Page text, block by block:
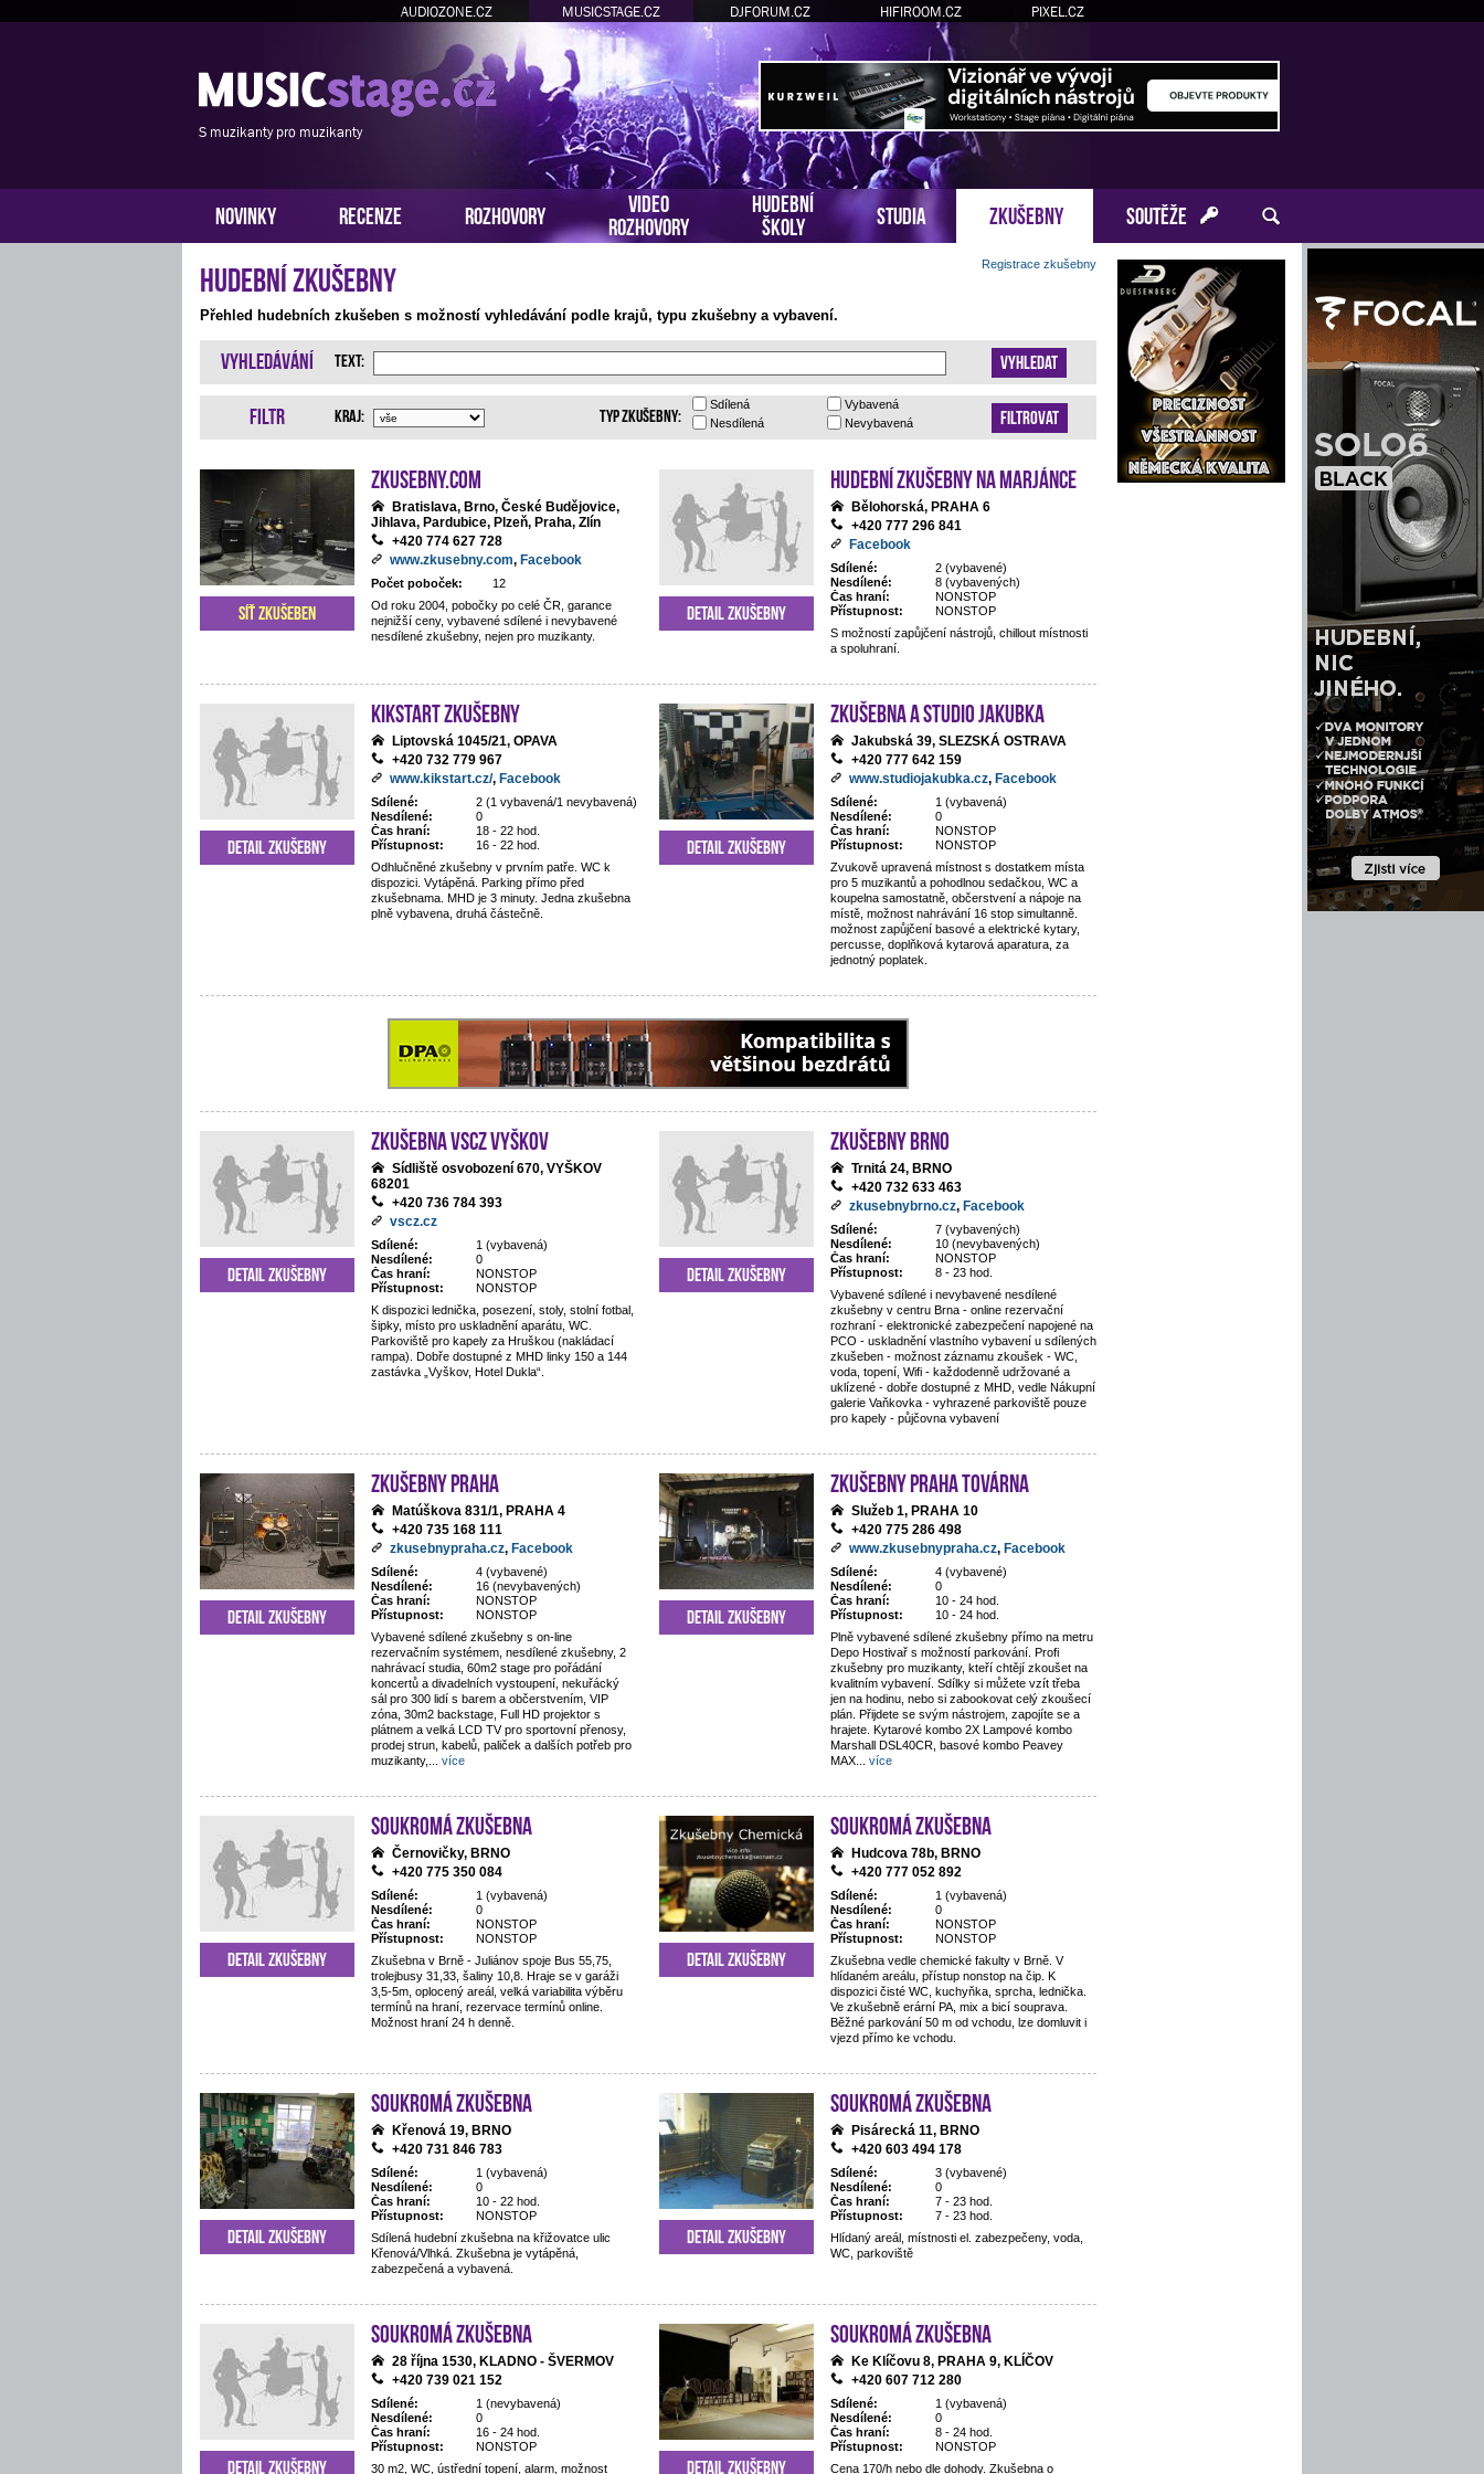
AUDIOZONE.CZ MUSICSTAGE.CZ DJFORUM.CZ HIFIROOM.CZ PIXEL.CZ
S muzikanty pro muzikanty
NOVINKY RECENZE ROZHOVORY
VIDEO
ROZHOVORY
HUDEBNÍ
ŠKOLY
STUDIA ZKUŠEBNY SOUTĚŽE
Hudební zkušebny Registrace zkušebny
Přehled hudebních zkušeben s možností vyhledávání podle krajů, typu zkušebny a vybavení.
Vyhledávání Vyhledat
Text:
Filtr Filtrovat
Kraj:
Vybavená
Nevybavená
Sdílená
Nesdílená
Typ zkušebny:
Zkusebny.com
Bratislava, Brno, České Budějovice,
Jihlava, Pardubice, Plzeň, Praha, Zlín
+420 774 627 728
www.zkusebny.com, Facebook
Počet poboček:
12
Od roku 2004, pobočky po celé ČR, garance
nejnižší ceny, vybavené sdílené i nevybavené
nesdílené zkušebny, nejen pro muzikanty.
Síť zkušeben
Hudební zkušebny Na Marjánce
Bělohorská, PRAHA 6
+420 777 296 841
Facebook
Sdílené:
2 (vybavené)
Nesdílené:
8 (vybavených)
Čas hraní:
NONSTOP
Přístupnost:
NONSTOP
S možností zapůjčení nástrojů, chillout místnosti
a spoluhraní.
Detail zkušebny
Kikstart zkušebny
Liptovská 1045/21, OPAVA
+420 732 779 967
www.kikstart.cz/, Facebook
Sdílené:
2 (1 vybavená/1 nevybavená)
Nesdílené:
0
Čas hraní:
18 - 22 hod.
Přístupnost:
16 - 22 hod.
Odhlučněné zkušebny v prvním patře. WC k
dispozici. Vytápěná. Parking přímo před
zkušebnama. MHD je 3 minuty. Jedna zkušebna
plně vybavena, druhá částečně.
Detail zkušebny
Zkušebna a studio Jakubka
Jakubská 39, SLEZSKÁ OSTRAVA
+420 777 642 159
www.studiojakubka.cz, Facebook
Sdílené:
1 (vybavená)
Nesdílené:
0
Čas hraní:
NONSTOP
Přístupnost:
NONSTOP
Zvukově upravená místnost s dostatkem místa
pro 5 muzikantů a pohodlnou sedačkou, WC a
koupelna samostatně, občerstvení a nápoje na
místě, možnost nahrávání 16 stop simultanně.
možnost zapůjčení basové a elektrické kytary,
percusse, doplňková kytarová aparatura, za
jednotný poplatek.
Detail zkušebny
Zkušebna VSCZ Vyškov
Sídliště osvobození 670, VYŠKOV
68201
+420 736 784 393
vscz.cz
Sdílené:
1 (vybavená)
Nesdílené:
0
Čas hraní:
NONSTOP
Přístupnost:
NONSTOP
K dispozici lednička, posezení, stoly, stolní fotbal,
šipky, místo pro uskladnění aparátu, WC.
Parkoviště pro kapely za Hruškou (nakládací
rampa). Dobře dostupné z MHD linky 150 a 144
zastávka „Vyškov, Hotel Dukla“.
Detail zkušebny
Zkušebny Brno
Trnitá 24, BRNO
+420 732 633 463
zkusebnybrno.cz, Facebook
Sdílené:
7 (vybavených)
Nesdílené:
10 (nevybavených)
Čas hraní:
NONSTOP
Přístupnost:
8 - 23 hod.
Vybavené sdílené i nevybavené nesdílené
zkušebny v centru Brna - online rezervační
rozhraní - elektronické zabezpečení napojené na
PCO - uskladnění vlastního vybavení u sdílených
zkušeben - možnost záznamu zkoušek - WC,
voda, topení, Wifi - každodenně udržované a
uklízené - dobře dostupné z MHD, vedle Nákupní
galerie Vaňkovka - vyhrazené parkoviště pouze
pro kapely - půjčovna vybavení
Detail zkušebny
Zkušebny Praha
Matúškova 831/1, PRAHA 4
+420 735 168 111
zkusebnypraha.cz, Facebook
Sdílené:
4 (vybavené)
Nesdílené:
16 (nevybavených)
Čas hraní:
NONSTOP
Přístupnost:
NONSTOP
Vybavené sdílené zkušebny s on-line
rezervačním systémem, nesdílené zkušebny, 2
nahrávací studia, 60m2 stage pro pořádání
koncertů a divadelních vystoupení, nekuřácký
sál pro 300 lidí s barem a občerstvením, VIP
zóna, 30m2 backstage, Full HD projektor s
plátnem a velká LCD TV pro sportovní přenosy,
prodej strun, kabelů, paliček a dalších potřeb pro
muzikanty,
více
Detail zkušebny
Zkušebny Praha Továrna
Služeb 1, PRAHA 10
+420 775 286 498
www.zkusebnypraha.cz, Facebook
Sdílené:
4 (vybavené)
Nesdílené:
0
Čas hraní:
10 - 24 hod.
Přístupnost:
10 - 24 hod.
Plně vybavené sdílené zkušebny přímo na metru
Depo Hostivař s možností parkování. Profi
zkušebny pro muzikanty, kteří chtějí zkoušet na
kvalitním vybavení. Sdílky si můžete vzít třeba
jen na hodinu, nebo si zabookovat celý zkoušecí
plán. Přijdete se svým nástrojem, zapojíte se a
hrajete. Kytarové kombo 2X Lampové kombo
Marshall DSL40CR, basové kombo Peavey
MAX
více
Detail zkušebny
Soukromá zkušebna
Černovičky, BRNO
+420 775 350 084
Sdílené:
1 (vybavená)
Nesdílené:
0
Čas hraní:
NONSTOP
Přístupnost:
NONSTOP
Zkušebna v Brně - Juliánov spoje Bus 55,75,
trolejbusy 31,33, šaliny 10,8. Hraje se v garáži
3,5-5m, oplocený areál, velká variabilita výběru
termínů na hraní, rezervace termínů online.
Možnost hraní 24 h denně.
Detail zkušebny
Soukromá zkušebna
Hudcova 78b, BRNO
+420 777 052 892
Sdílené:
1 (vybavená)
Nesdílené:
0
Čas hraní:
NONSTOP
Přístupnost:
NONSTOP
Zkušebna vedle chemické fakulty v Brně. V
hlídaném areálu, přístup nonstop na čip. K
dispozici čisté WC, kuchyňka, sprcha, lednička.
Ve zkušebně erární PA, mix a bicí souprava.
Běžné parkování 50 m od vchodu, lze domluvit i
vjezd přímo ke vchodu.
Detail zkušebny
Soukromá zkušebna
Křenová 19, BRNO
+420 731 846 783
Sdílené:
1 (vybavená)
Nesdílené:
0
Čas hraní:
10 - 22 hod.
Přístupnost:
NONSTOP
Sdílená hudební zkušebna na křižovatce ulic
Křenová/Vlhká. Zkušebna je vytápěná,
zabezpečená a vybavená.
Detail zkušebny
Soukromá zkušebna
Pisárecká 11, BRNO
+420 603 494 178
Sdílené:
3 (vybavené)
Nesdílené:
0
Čas hraní:
7 - 23 hod.
Přístupnost:
7 - 23 hod.
Hlídaný areál, místnosti el. zabezpečeny, voda,
WC, parkoviště
Detail zkušebny
Soukromá zkušebna
28 října 1530, KLADNO - ŠVERMOV
+420 739 021 152
Sdílené:
1 (nevybavená)
Nesdílené:
0
Čas hraní:
16 - 24 hod.
Přístupnost:
NONSTOP
30 m2, WC, ústřední topení, alarm, možnost
Detail zkušebny
Soukromá zkušebna
Ke Klíčovu 8, PRAHA 9, KLÍČOV
+420 607 712 280
Sdílené:
1 (vybavená)
Nesdílené:
0
Čas hraní:
8 - 24 hod.
Přístupnost:
NONSTOP
Cena 170/h nebo dle dohody. Zkušebna o
Detail zkušebny